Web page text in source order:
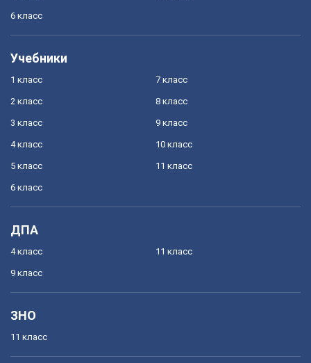
6 класс
Учебники
1 класс
2 класс
3 класс
4 класс
5 класс
6 класс
7 класс
8 класс
9 класс
10 класс
11 класс
ДПА
4 класс
9 класс
11 класс
ЗНО
11 класс